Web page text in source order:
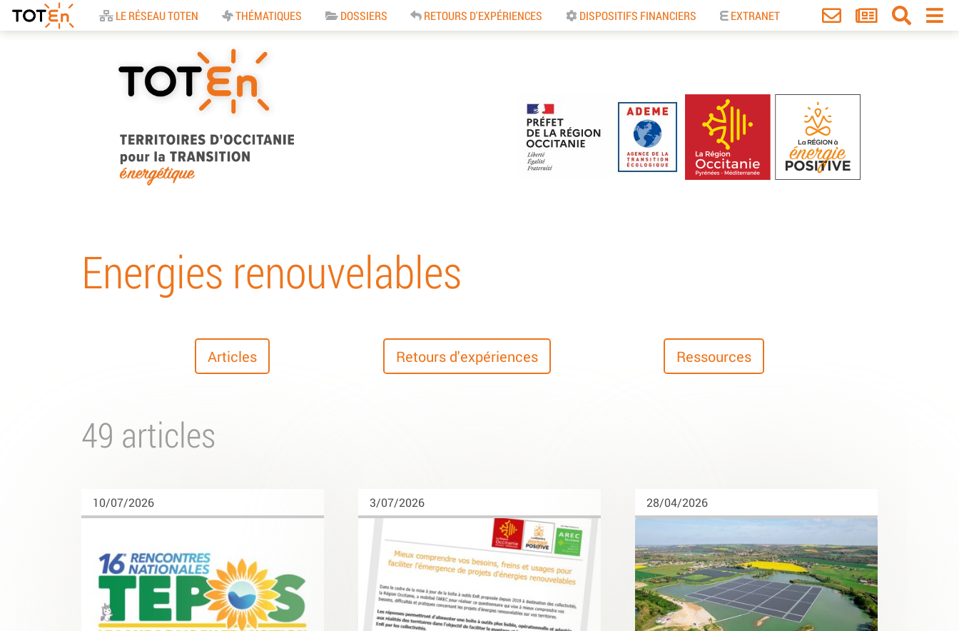
Accueil
LE RÉSEAU TOTEN THÉMATIQUES DOSSIERS RETOURS D'EXPÉRIENCES DISPOSITIFS FINANCIERS EXTRANET
pour la Transition
Energétique
Energies renouvelables
Articles Retours d'expériences Ressources
49 articles
10/07/2026 3/07/2026 28/04/2026